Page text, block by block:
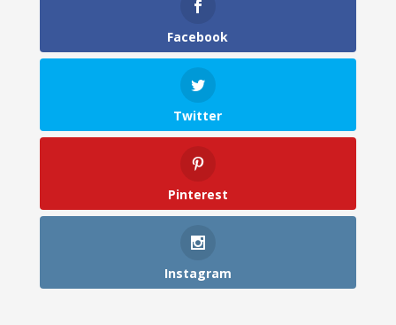
Facebook
Twitter
Pinterest
Instagram